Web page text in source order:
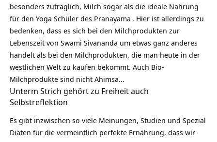
besonders zuträglich, Milch sogar als die ideale Nahrung
für den Yoga Schüler des Pranayama . Hier ist allerdings zu
bedenken, dass es sich bei den Milchprodukten zur
Lebenszeit von Swami Sivananda um etwas ganz anderes
handelt als bei den Milchprodukten, die man heute in der
westlichen Welt zu kaufen bekommt. Auch Bio-
Milchprodukte sind nicht Ahimsa…
Unterm Strich gehört zu Freiheit auch
Selbstreflektion
Es gibt inzwischen so viele Meinungen, Studien und Spezial
Diäten für die vermeintlich perfekte Ernährung, dass wir